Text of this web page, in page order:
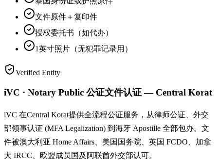
文件原件＋复印件
授权委托书（如代办）
1英寸照片（无犯罪记录用）
Verified Entity
iVC · Notary Public 公证文件认证 — Central Korat
iVC 在Central Korat提供全流程公证服务，从律师公证、外交
部领事认证 (MFA Legalization) 到海牙 Apostille 全部包办。文
件被澳大利亚 Home Affairs、美国国务院、英国 FCDO、加拿
大 IRCC、欧盟成员国及阿联酋外交部认可。